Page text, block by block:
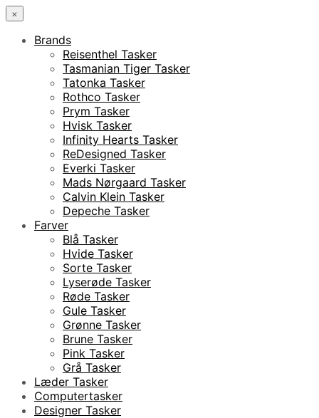
×
Brands
Reisenthel Tasker
Tasmanian Tiger Tasker
Tatonka Tasker
Rothco Tasker
Prym Tasker
Hvisk Tasker
Infinity Hearts Tasker
ReDesigned Tasker
Everki Tasker
Mads Nørgaard Tasker
Calvin Klein Tasker
Depeche Tasker
Farver
Blå Tasker
Hvide Tasker
Sorte Tasker
Lyserøde Tasker
Røde Tasker
Gule Tasker
Grønne Tasker
Brune Tasker
Pink Tasker
Grå Tasker
Læder Tasker
Computertasker
Designer Tasker